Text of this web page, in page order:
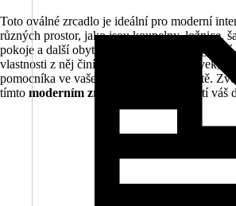
Toto oválné zrcadlo je ideální pro moderní
různých prostor, jako jsou koupelny, ložnice,
pokoje a další obytné místnosti. Jeho
vlastnosti z něj činí nejen dekorativní prvek,
pomocníka ve vašem každodenním životě.
tímto moderním zrcadlem , které obohatí váš